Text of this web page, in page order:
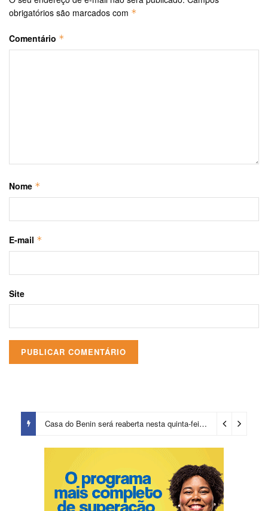
obrigatórios são marcados com *
Comentário *
Nome *
E-mail *
Site
Casa do Benin será reaberta nesta quinta-feira (6) 3 dias ago